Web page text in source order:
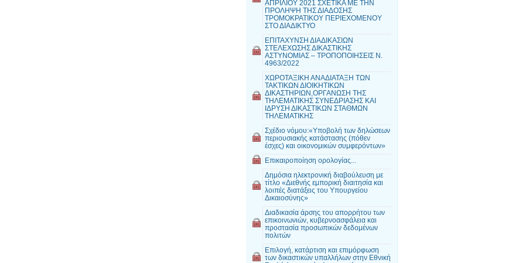
ΑΠΡΙΛΙΟΥ 2021 ΣΧΕΤΙΚΑ ΜΕ ΤΗΝ
ΠΡΟΛΗΨΗ ΤΗΣ ΔΙΑΔΟΣΗΣ
ΤΡΟΜΟΚΡΑΤΙΚΟΥ ΠΕΡΙΕΧΟΜΕΝΟΥ
ΣΤΟ ΔΙΑΔΙΚΤΥΟ
ΕΠΙΤΑΧΥΝΣΗ ΔΙΑΔΙΚΑΣΙΩΝ
ΣΤΕΛΕΧΩΣΗΣ ΔΙΚΑΣΤΙΚΗΣ
ΑΣΤΥΝΟΜΙΑΣ – ΤΡΟΠΟΠΟΙΗΣΕΙΣ Ν.
4963/2022
ΧΩΡΟΤΑΞΙΚΗ ΑΝΑΔΙΑΤΑΞΗ ΤΩΝ
ΤΑΚΤΙΚΩΝ ΔΙΟΙΚΗΤΙΚΩΝ
ΔΙΚΑΣΤΗΡΙΩΝ,ΟΡΓΑΝΩΣΗ ΤΗΣ
ΤΗΛΕΜΑΤΙΚΗΣ ΣΥΝΕΔΡΙΑΣΗΣ ΚΑΙ
ΙΔΡΥΣΗ ΔΙΚΑΣΤΙΚΩΝ ΣΤΑΘΜΩΝ
ΤΗΛΕΜΑΤΙΚΗΣ
Σχέδιο νόμου:«Υποβολή των δηλώσεων
περιουσιακής κατάστασης (πόθεν
έσχες) και οικονομικών συμφερόντων»
Επικαιροποίηση ορολογίας...
Δημόσια ηλεκτρονική διαβούλευση με
τίτλο «Διεθνής εμπορική διαιτησία και
λοιπές διατάξεις του Υπουργείου
Δικαιοσύνης»
Διαδικασία άρσης του απορρήτου των
επικοινωνιών, κυβερνοασφάλεια και
προστασία προσωπικών δεδομένων
πολιτών
Επιλογή, κατάρτιση και επιμόρφωση
των δικαστικών υπαλλήλων στην Εθνική